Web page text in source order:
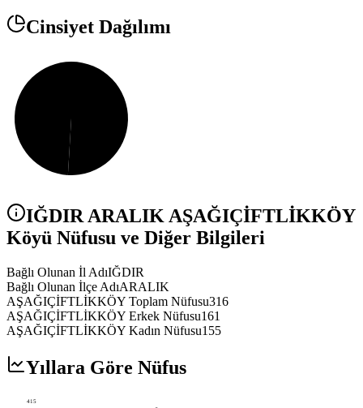
Cinsiyet Dağılımı
IĞDIRARALIKAŞAĞIÇİFTLİKKÖY
Köyü Nüfusu ve Diğer Bilgileri
Bağlı Olunan İl AdıIĞDIR
Bağlı Olunan İlçe AdıARALIK
AŞAĞIÇİFTLİKKÖY Toplam Nüfusu316
AŞAĞIÇİFTLİKKÖY Erkek Nüfusu161
AŞAĞIÇİFTLİKKÖY Kadın Nüfusu155
Yıllara Göre Nüfus
415